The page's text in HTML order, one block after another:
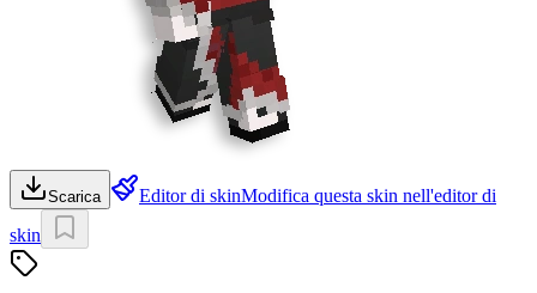
Scarica Editor di skinModifica questa skin nell'editor di
skin